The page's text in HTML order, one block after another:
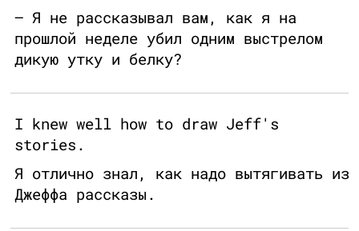
— Я не рассказывал вам, как я на
прошлой неделе убил одним выстрелом
дикую утку и белку?
I knew well how to draw Jeff's
stories.
Я отлично знал, как надо вытягивать из
Джеффа рассказы.